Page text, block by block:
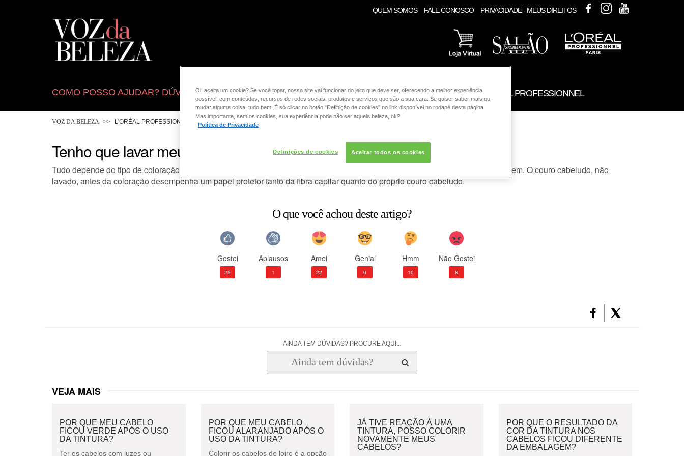
QUEM SOMOS FALE CONOSCO PRIVACIDADE - MEUS DIREITOS
FACEBOOKINSTAGRAM
COMO POSSO AJUDAR? DÚVIDAS SOBRE: COLORAÇÃO CABELO CONSULTORIA DE PRODUTOS L'ORÉAL PROFESSIONNEL
VOZ DA BELEZA L'ORÉAL PROFESSIONNEL COLORAÇÃO
Tenho que lavar meu cabelo antes de aplicar uma tintura?
Tudo depende do tipo de coloração. As colorações permanentes e tom sobre tom ( ) são feitas sempre antes da lavagem. Ocouro cabeludo, não
lavado, antes da coloração desempenha um papel protetor tanto da fibra capilar quanto do próprio couro cabeludo.
O que você achou deste artigo?
Gostei
25
Aplausos
1
Amei
22
Genial
6
Hmm
10
Não Gostei
8
AINDA TEM DÚVIDAS? PROCURE AQUI...
VEJA MAIS
POR QUE MEU CABELO
FICOU VERDE APÓS O USO
DA TINTURA?
Ter os cabelos com luzes ou
POR QUE MEU CABELO
FICOU ALARANJADO APÓS O
USO DA TINTURA?
Colorir os cabelos de loiro é a opção
JÁ TIVE REAÇÃO À UMA
TINTURA, POSSO COLORIR
NOVAMENTE MEUS
CABELOS?
POR QUE O RESULTADO DA
COR DA TINTURA NOS
CABELOS FICOU DIFERENTE
DA EMBALAGEM?
Oi, aceita um cookie? Se você topar, nosso site vai funcionar do jeito que deve ser, oferecendo a melhor experiência
possível, com conteúdos, recursos de redes sociais, produtos e serviços que são a sua cara. Se quiser saber mais ou
mudar alguma coisa, tudo bem. É só clicar no botão “Definição de cookies” no link disponível no rodapé desta página.
Mas importante, sem os cookies, sua experiência pode não ser aquela beleza, ok?
Política de Privacidade
Definições de cookies Aceitar todos os cookies